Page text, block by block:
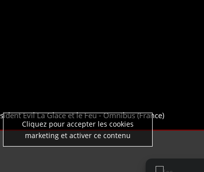
Evil La Glace et le Feu - Omnibus (France)
Cliquez pour accepter les cookies
marketing et activer ce contenu